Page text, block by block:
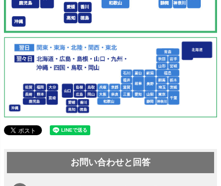
お問い合わせと回答